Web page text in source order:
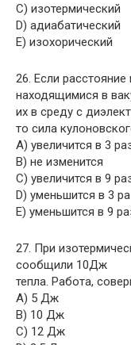
C) изотермический
D) адиабатический
E) изохорический
26. Если
находящимися в
их в среду с
то сила
A) увеличится в 3
B) не изменится
C) увеличится в 9
D) уменьшится в 3
E) уменьшится в 9
27. При
сообщили 10Дж
тепла. Работа,
A) 5 Дж
B) 10 Дж
C) 12 Дж